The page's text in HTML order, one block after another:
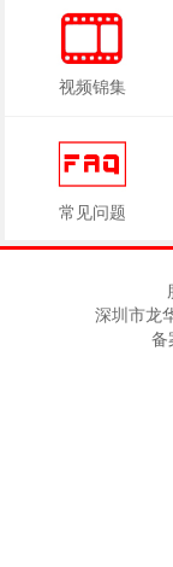
视频锦集
常见问题
深圳市龙
备